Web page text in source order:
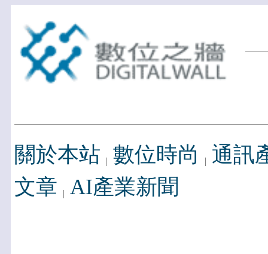
關於本站 數位時尚
通訊
文章 AI產業新聞